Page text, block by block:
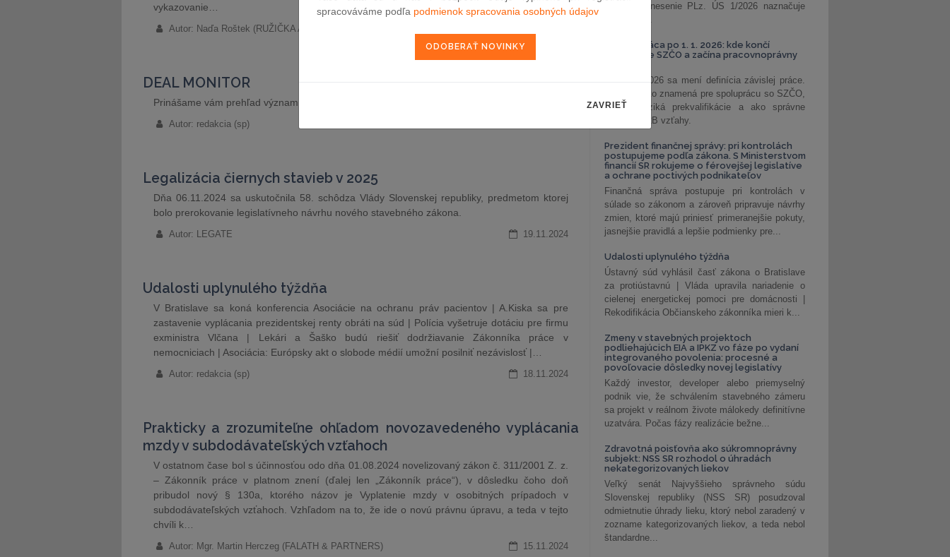
vykazovanie…
Autor: Naďa Roštek (RUŽIČKA AND PARTNERS)
DEAL MONITOR
Prinášame vám prehľad významných mandátov popredných advokátskych kancelárií.
Autor: redakcia (sp)
Legalizácia čiernych stavieb v 2025
Dňa 06.11.2024 sa uskutočnila 58. schôdza Vlády Slovenskej republiky, predmetom ktorej
bolo prerokovanie legislatívneho návrhu nového stavebného zákona.
Autor: LEGATE 19.11.2024
Udalosti uplynulého týždňa
V Bratislave sa koná konferencia Asociácie na ochranu práv pacientov | A.Kiska sa pre
zastavenie vyplácania prezidentskej renty obráti na súd | Polícia vyšetruje dotáciu pre firmu
exministra Vlčana | Lekári a Šaško budú riešiť dodržiavanie Zákonníka práce v
nemocniciach | Asociácia: Európsky akt o slobode médií umožní posilniť nezávislosť |…
Autor: redakcia (sp) 18.11.2024
Prakticky a zrozumiteľne ohľadom novozavedeného vyplácania
mzdy v subdodávateľských vzťahoch
V ostatnom čase bol s účinnosťou odo dňa 01.08.2024 novelizovaný zákon č. 311/2001 Z. z.
– Zákonník práce v platnom znení (ďalej len „Zákonník práce“), v dôsledku čoho doň
pribudol nový § 130a, ktorého názov je Vyplatenie mzdy v osobitných prípadoch v
subdodávateľských vzťahoch. Vzhľadom na to, že ide o novú právnu úpravu, a teda v tejto
chvíli k…
Autor: Mgr. Martin Herczeg (FALATH & PARTNERS) 15.11.2024
celkov. Uznesenie PLz. ÚS 1/2026 naznačuje
odklon od...
Závislá práca po 1. 1. 2026: kde končí
podnikanie SZČO a začína pracovnoprávny
Od 1. 1. 2026 sa mení definícia závislej práce.
Zistite, čo to znamená pre spoluprácu so SZČO,
aké sú riziká prekvalifikácie a ako správne
nastaviť B2B vzťahy.
Prezident finančnej správy: pri kontrolách
postupujeme podľa zákona. S Ministerstvom
financií SR rokujeme o férovejšej legislatíve
a ochrane poctivých podnikateľov
Finančná správa postupuje pri kontrolách v
súlade so zákonom a zároveň pripravuje návrhy
zmien, ktoré majú priniesť primeranejšie pokuty,
jasnejšie pravidlá a lepšie podmienky pre...
Udalosti uplynulého týždňa
Ústavný súd vyhlásil časť zákona o Bratislave
za protiústavnú | Vláda upravila nariadenie o
cielenej energetickej pomoci pre domácnosti |
Rekodifikácia Občianskeho zákonníka mieri k...
Zmeny v stavebných projektoch
podliehajúcich EIA a IPKZ vo fáze po vydaní
integrovaného povolenia: procesné a
povoľovacie dôsledky novej legislatívy
Každý investor, developer alebo priemyselný
podnik vie, že schválením stavebného zámeru
sa projekt v reálnom živote málokedy definitívne
uzatvára. Počas fázy realizácie bežne...
Zdravotná poisťovňa ako súkromnoprávny
subjekt: NSS SR rozhodol o úhradách
nekategorizovaných liekov
Veľký senát Najvyššieho správneho súdu
Slovenskej republiky (NSS SR) posudzoval
odmietnutie úhrady lieku, ktorý nebol zaradený v
zozname kategorizovaných liekov, a teda nebol
štandardne...
spracováváme podľa podmienok spracovania osobných údajov
ZAVRIEŤ